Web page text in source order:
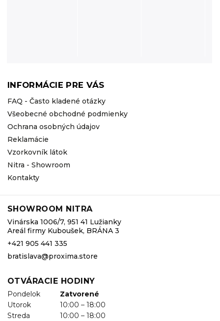
INFORMÁCIE PRE VÁS
FAQ - Často kladené otázky
Všeobecné obchodné podmienky
Ochrana osobných údajov
Reklamácie
Vzorkovník látok
Nitra - Showroom
Kontakty
SHOWROOM NITRA
Vinárska 1006/7, 951 41 Lužianky
Areál firmy Kuboušek, BRÁNA 3
+421 905 441 335
bratislava@proxima.store
OTVÁRACIE HODINY
Pondelok
Zatvorené
Utorok
10:00 – 18:00
Streda
10:00 – 18:00